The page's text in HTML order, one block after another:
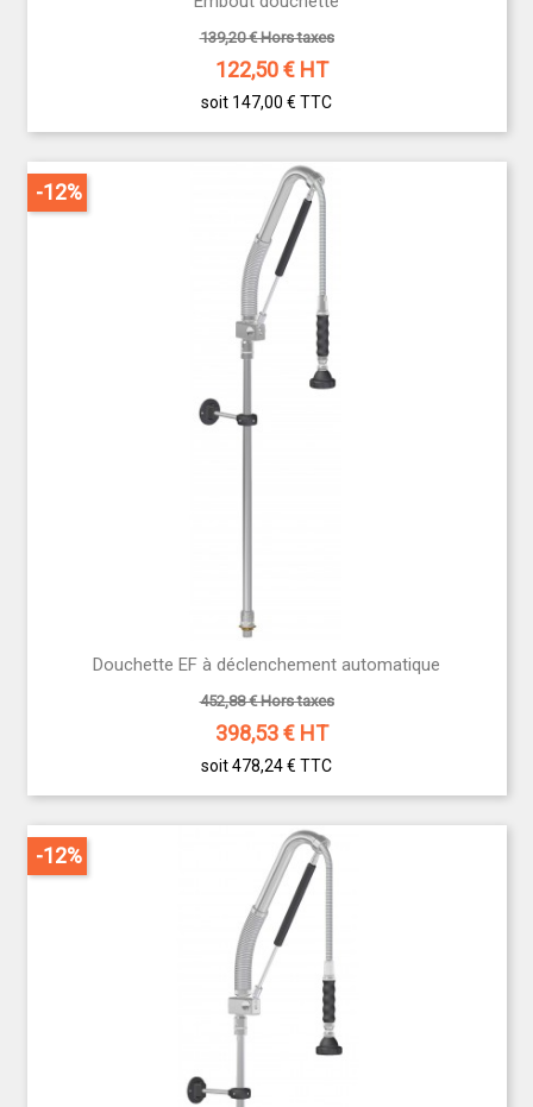
139,20 € Hors taxes
122,50€ HT
soit 147,00 € TTC
Douchette EF à déclenchement automatique
452,88 € Hors taxes
398,53€ HT
soit 478,24 € TTC
-12%
-12%